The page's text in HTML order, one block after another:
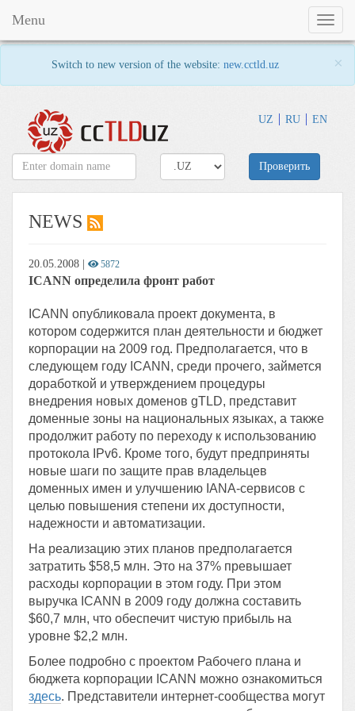
Switch to new version of the website: new.cctld.uz ×
UZ RU EN
Toggle
Menu
Проверить
NEWS
20.05.2008 5872
ICANN определила фронт работ
ICANN опубликовала проект документа, в
котором содержится план деятельности и бюджет
корпорации на 2009 год. Предполагается, что в
следующем году ICANN, среди прочего, займется
доработкой и утверждением процедуры
внедрения новых доменов gTLD, представит
доменные зоны на национальных языках, а также
продолжит работу по переходу к использованию
протокола IPv6. Кроме того, будут предприняты
новые шаги по защите прав владельцев
доменных имен и улучшению IANA-сервисов с
целью повышения степени их доступности,
надежности и автоматизации.
На реализацию этих планов предполагается
затратить $58,5 млн. Это на 37% превышает
расходы корпорации в этом году. При этом
выручка ICANN в 2009 году должна составить
$60,7 млн, что обеспечит чистую прибыль на
уровне $2,2 млн.
Более подробно с проектом Рабочего плана и
бюджета корпорации ICANN можно ознакомиться
здесь. Представители интернет-сообщества могут